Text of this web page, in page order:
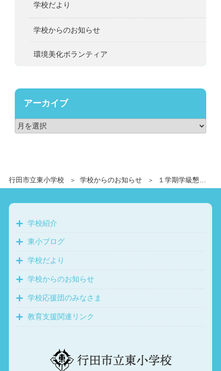
行田市立東小学校 学校からのお知らせ １学期学級懇談会資料(６年生)
学校だより
学校からのお知らせ
環境美化ボランティア
アーカイブ
学校紹介
東小ブログ
学校だより
学校からのお知らせ
学校応援団のみなさま
教育支援関連リンク